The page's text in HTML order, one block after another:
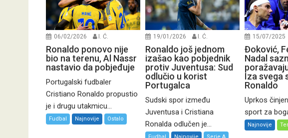
06/02/2026 I. Ć.
Ronaldo ponovo nije
bio na terenu, Al Nassr
nastavio da pobjeđuje
Portugalski fudbaler
Cristiano Ronaldo propustio
je i drugu utakmicu...
Fudbal Najnovije Ostalo
19/01/2026 I. Ć.
Ronaldo još jednom
izašao kao pobjednik
protiv Juventusa: Sud
odlučio u korist
Portugalca
Sudski spor između
Juventusa i Cristiana
Ronalda odlučen je...
15/07/2025
Đoković,
Nadal
Iza svega
Ronaldo
Uprkos
sport za
Najnovije